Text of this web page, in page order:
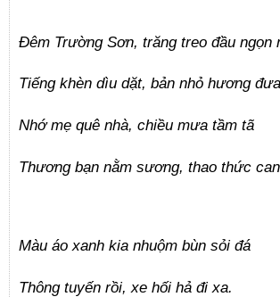
Đêm Trường Sơn, trăng treo đầu ngọn
Tiếng khèn dìu dặt, bản nhỏ hương
Nhớ mẹ quê nhà, chiều mưa tầm tã
Thương bạn nằm sương, thao thức
Màu áo xanh kia nhuộm bùn sỏi đá
Thông tuyến rồi, xe hối hả đi xa.